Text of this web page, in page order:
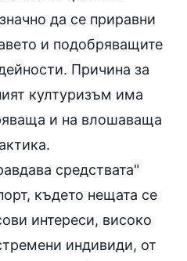
да се приравни
и подобряващите
Причина за
културизъм има
и на влошаваща
средствата"
където нещата се
интереси, високо
индивиди, от